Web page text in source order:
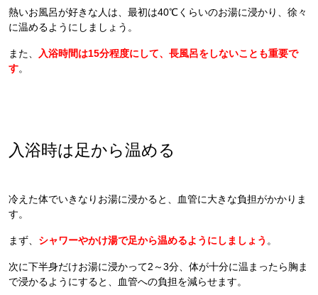
熱いお風呂が好きな人は、最初は40℃くらいのお湯に浸かり、徐々
に温めるようにしましょう。
また、
入浴時間は15分程度にして、長風呂をしないことも重要で
す。
入浴時は足から温める
冷えた体でいきなりお湯に浸かると、血管に大きな負担がかかりま
す。
まず、 シャワーやかけ湯で足から温めるようにしましょう 。
次に下半身だけお湯に浸かって2～3分、体が十分に温まったら胸ま
で浸かるようにすると、血管への負担を減らせます。